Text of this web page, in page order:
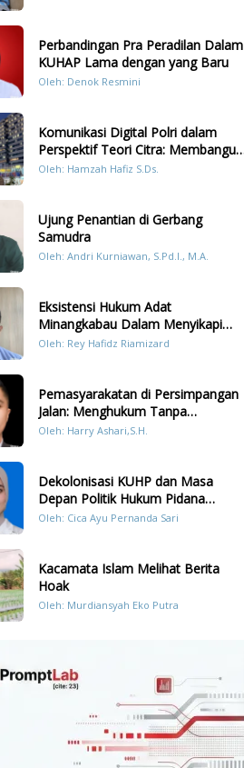
Perbandingan Pra Peradilan Dalam
KUHAP Lama dengan yang Baru
Oleh: Denok Resmini
Komunikasi Digital Polri dalam
Perspektif Teori Citra: Membangun
Kepercayaan Publik Melalui Konten
Oleh: Hamzah Hafiz S.Ds.
Ujung Penantian di Gerbang
Samudra
Oleh: Andri Kurniawan, S.Pd.I., M.A.
Eksistensi Hukum Adat
Minangkabau Dalam Menyikapi
Prilaku LGBT Analisis Perbandingan
Oleh: Rey Hafidz Riamizard
Pemasyarakatan di Persimpangan
Jalan: Menghukum Tanpa
Memulihkan?
Oleh: Harry Ashari,S.H.
Dekolonisasi KUHP dan Masa
Depan Politik Hukum Pidana
Indonesia
Oleh: Cica Ayu Pernanda Sari
Kacamata Islam Melihat Berita
Hoak
Oleh: Murdiansyah Eko Putra